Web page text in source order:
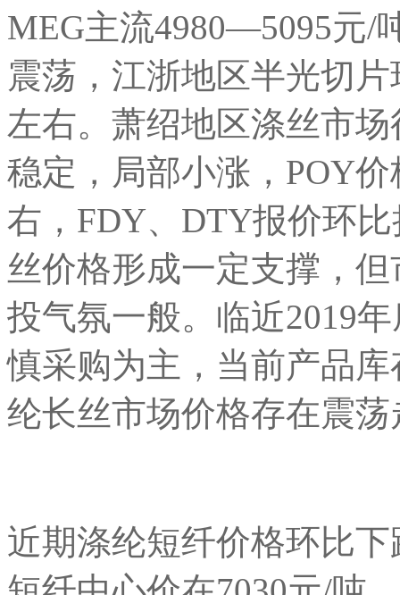
MEG主流4980—5095元/
震荡，江浙地区半光切
左右。萧绍地区涤丝市
稳定，局部小涨，POY
右，FDY、DTY报价环
丝价格形成一定支撑，
投气氛一般。临近2019
慎采购为主，当前产品
纶长丝市场价格存在震
近期涤纶短纤价格环比